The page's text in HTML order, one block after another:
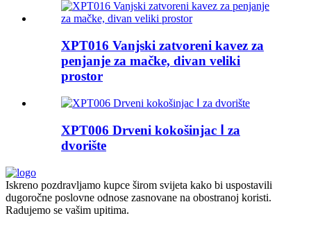
XPT016 Vanjski zatvoreni kavez za
penjanje za mačke, divan veliki
prostor
XPT006 ​​Drveni kokošinjac Ⅰ za
dvorište
Iskreno pozdravljamo kupce širom svijeta kako bi uspostavili
dugoročne poslovne odnose zasnovane na obostranoj koristi.
Radujemo se vašim upitima.